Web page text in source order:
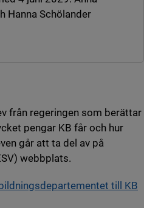
Hanna Schölander
från regeringen som berättar
pengar KB får och hur
går att ta del av på
webbplats.
till KB
webbplats, öppnas i nytt